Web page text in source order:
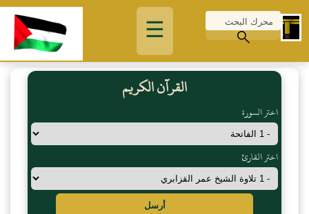
☰
القرآن الكريم
اختر السورة
اختر القارئ
أرسل